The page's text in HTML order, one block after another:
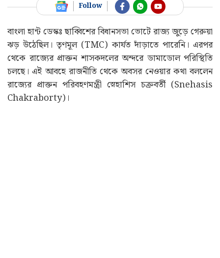
Follow
বাংলা হান্ট ডেস্কঃ ছাব্বিশের বিধানসভা ভোটে রাজ্য জুড়ে গেরুয়া
ঝড় উঠেছিল। তৃণমূল (TMC) কার্যত দাঁড়াতে পারেনি। এরপর
থেকে রাজ্যের প্রাক্তন শাসকদলের অন্দরে ডামাডোল পরিস্থিতি
চলছে। এই আবহে রাজনীতি থেকে অবসর নেওয়ার কথা বললেন
রাজ্যের প্রাক্তন পরিবহণমন্ত্রী স্নেহাশিস চক্রবর্তী (Snehasis
Chakraborty)।